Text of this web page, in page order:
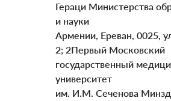
Гераци Министерства
и науки
Армении, Ереван, 0025,
2; 2Первый Московский
государственный
университет
им. И.М. Сеченова